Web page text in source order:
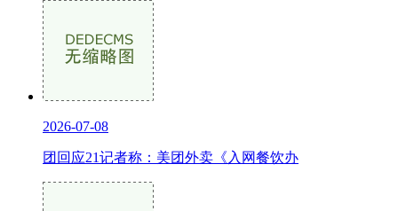
2026-07-08
团回应21记者称：美团外卖《入网餐饮办